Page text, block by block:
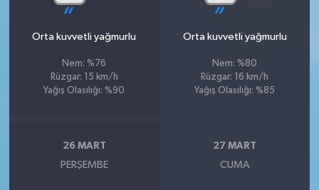
Orta kuvvetli yağmurlu
Nem: %76
Rüzgar: 15 km/h
Yağış Olasılığı: %90
Orta kuvvetli yağmurlu
Nem: %80
Rüzgar: 16 km/h
Yağış Olasılığı: %85
26 MART
PERŞEMBE
27 MART
CUMA